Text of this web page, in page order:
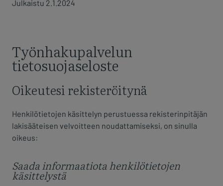
Julkaistu 2.1.2024
Työnhakupalvelun
tietosuojaseloste
Oikeutesi rekisteröitynä
Henkilötietojen käsittelyn perustuessa rekisterinpitäjän
lakisääteisen velvoitteen noudattamiseksi, on sinulla
oikeus:
Saada informaatiota henkilötietojen
käsittelystä